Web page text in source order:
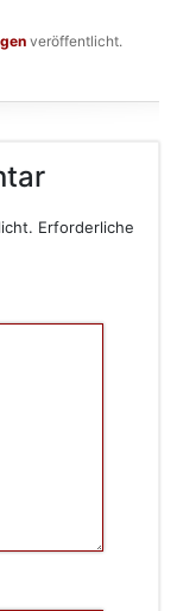
veröffentlicht.
Erforderliche